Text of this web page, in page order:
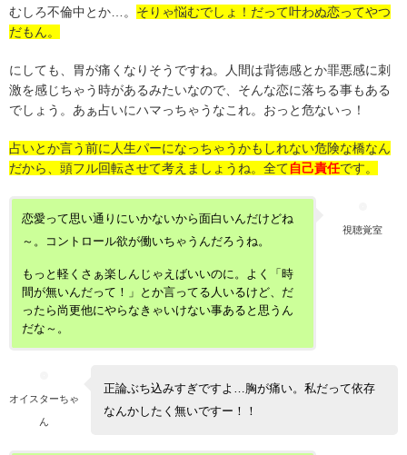
むしろ不倫中とか…。 そりゃ悩むでしょ！だって叶わぬ恋ってやつ
だもん。
にしても、胃が痛くなりそうですね。人間は背徳感とか罪悪感に刺
激を感じちゃう時があるみたいなので、そんな恋に落ちる事もある
でしょう。あぁ占いにハマっちゃうなこれ。おっと危ないっ！
占いとか言う前に人生パーになっちゃうかもしれない危険な橋なん
だから、頭フル回転させて考えましょうね。全て自己責任です。
視聴覚室
恋愛って思い通りにいかないから面白いんだけどね
～。コントロール欲が働いちゃうんだろうね。
もっと軽くさぁ楽しんじゃえばいいのに。よく「時
間が無いんだって！」とか言ってる人いるけど、だ
ったら尚更他にやらなきゃいけない事あると思うん
だな～。
オイスターちゃ
ん
正論ぶち込みすぎですよ…胸が痛い。私だって依存
なんかしたく無いですー！！